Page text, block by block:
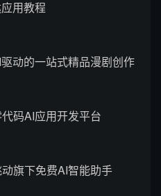
用教程
动的一站式精品漫剧创作
码AI应用开发平台
旗下免费AI智能助手